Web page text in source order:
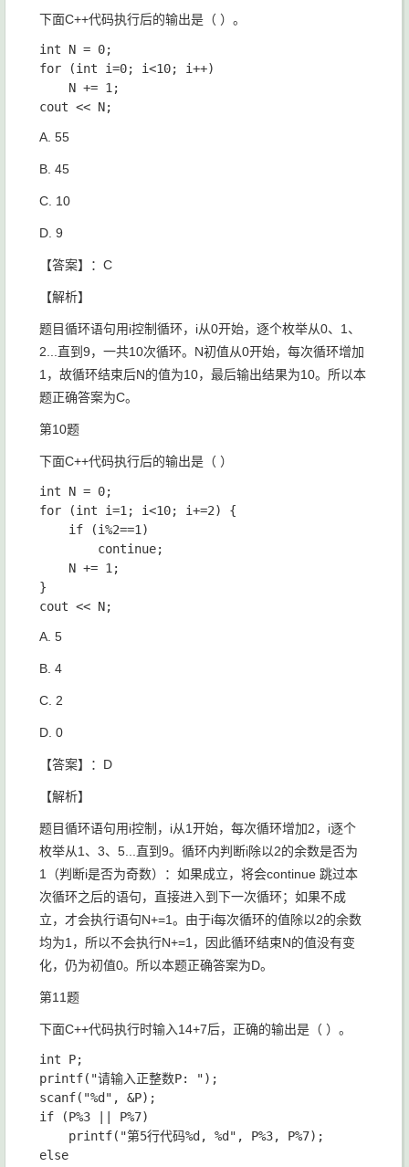
下面C++代码执行后的输出是（ ）。
int N = 0;
for (int i=0; i<10; i++)
A. 55
B. 45
C. 10
D. 9
【答案】：C
【解析】
题目循环语句用i控制循环，i从0开始，逐个枚举从0、1、
2...直到9，一共10次循环。N初值从0开始，每次循环增加
1，故循环结束后N的值为10，最后输出结果为10。所以本
题正确答案为C。
第10题
下面C++代码执行后的输出是（ ）
int N = 0;
for (int i=1; i<10; i+=2) {
    N += 1;
}
A. 5
B. 4
C. 2
D. 0
【答案】：D
【解析】
题目循环语句用i控制，i从1开始，每次循环增加2，i逐个
枚举从1、3、5...直到9。循环内判断i除以2的余数是否为
1（判断i是否为奇数）：如果成立，将会continue 跳过本
次循环之后的语句，直接进入到下一次循环；如果不成
立，才会执行语句N+=1。由于i每次循环的值除以2的余数
均为1，所以不会执行N+=1，因此循环结束N的值没有变
化，仍为初值0。所以本题正确答案为D。
第11题
下面C++代码执行时输入14+7后，正确的输出是（ ）。
int P;
printf("请输入正整数P: ");
scanf("%d", &P);
if (P%3 || P%7)
else